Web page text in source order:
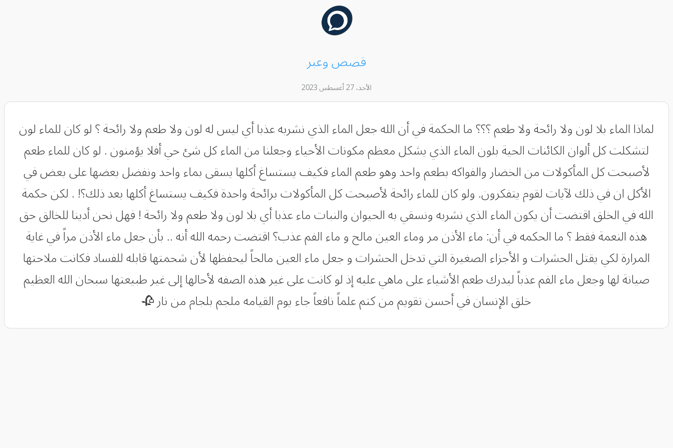
قصص وعبر
الأحد، 27 أغسطس 2023
لماذا الماء بلا لون ولا رائحة ولا طعم ؟؟؟ ما الحكمة في أن الله جعل الماء الذي نشربه عذبا أي ليس له لون ولا طعم ولا رائحة ؟ لو كان للماء لون
لتشكلت كل ألوان الكائنات الحية بلون الماء الذي يشكل معظم مكونات الأحياء وجعلنا من الماء كل شئ حي أفلا يؤمنون . لو كان للماء طعم
لأصبحت كل المأكولات من الخضار والفواكه بطعم واحد وهو طعم الماء فكيف يستساغ أكلها يسقى بماء واحد ونفضل بعضها على بعض في
الأكل ان في ذلك لآيات لقوم يتفكرون. ولو كان للماء رائحة لأصبحت كل المأكولات برائحة واحدة فكيف يستساغ أكلها بعد ذلك؟! . لكن حكمة
الله في الخلق اقتضت أن يكون الماء الذي نشربه ونسقي به الحيوان والنبات ماء عذبا أي بلا لون ولا طعم ولا رائحة ! فهل نحن أدينا للخالق حق
هذه النعمة فقط ؟ ما الحكمه في أن: ماء الأذن مر وماء العين مالح و ماء الفم عذب؟ اقتضت رحمه الله أنه .. بأن جعل ماء الأذن مراً في غاية
المرارة لكي يقتل الحشرات و الأجزاء الصغيرة التي تدخل الحشرات و جعل ماء العين مالحاً ليحفظها لأن شحمتها قابله للفساد فكانت ملاحتها
صيانة لها وجعل ماء الفم عذباً ليدرك طعم الأشياء على ماهي عليه إذ لو كانت على غير هذه الصفه لأحالها إلى غير طبيعتها سبحان الله العظيم
خلق الإنسان في أحسن تقويم من كتم علماً نافعاً جاء يوم القيامه ملجم بلجام من نار 🥀